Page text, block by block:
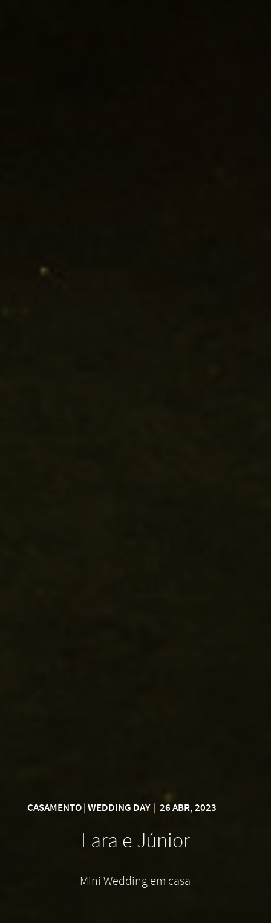
CASAMENTO | WEDDING DAY| 26 ABR, 2023
Lara e Júnior
Mini Wedding em casa